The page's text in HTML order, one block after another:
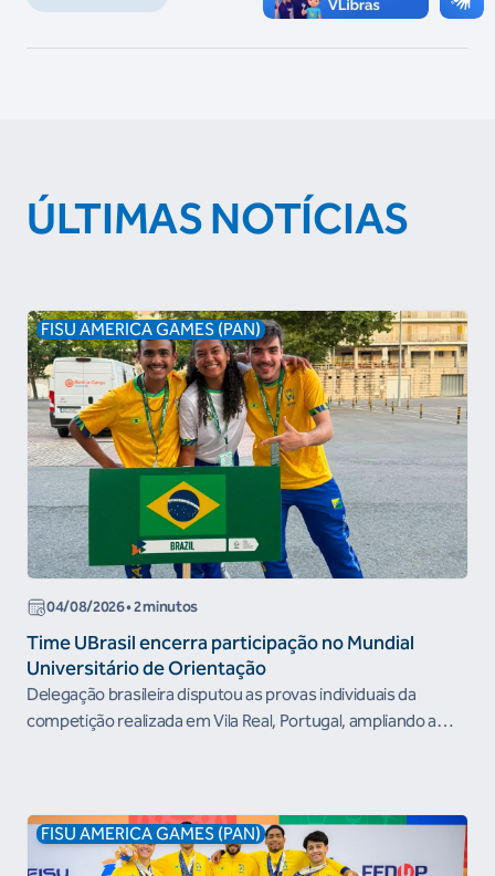
ÚLTIMAS NOTÍCIAS
FISU AMERICA GAMES (PAN)
04/08/2026 • 2 minutos
Time UBrasil encerra participação no Mundial
Universitário de Orientação
Delegação brasileira disputou as provas individuais da
competição realizada em Vila Real, Portugal, ampliando a
FISU AMERICA GAMES (PAN)